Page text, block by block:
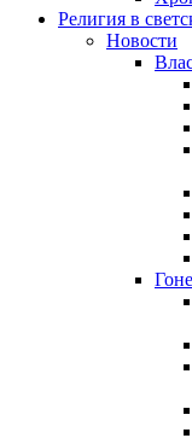
Религия в
Новости